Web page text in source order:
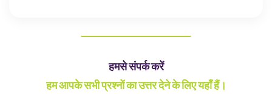
हमसे संपर्क करें
हम आपके सभी प्रश्नों का उत्तर देने के लिए यहाँ हैं।